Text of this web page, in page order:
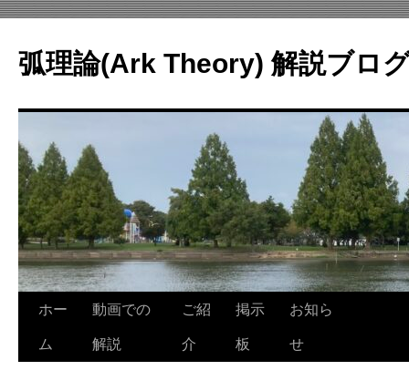
テ
ン
へ
キ
ッ
プ
弧理論(Ark Theory) 解説ブロ
ホー
ム
動画での
解説
ご紹
介
掲示
板
お知ら
せ